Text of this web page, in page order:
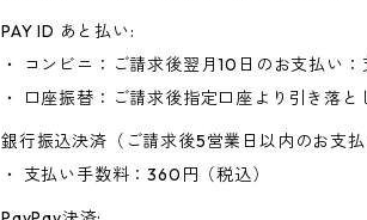
PAY ID あと払い:
・ コンビニ：ご請求後翌月10日のお支払い
・ 口座振替：ご請求後指定口座より引き落
銀行振込決済（ご請求後5営業日以内のお支払
・ 支払い手数料：360円（税込）